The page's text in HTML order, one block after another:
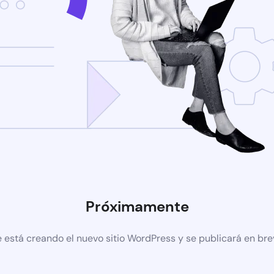
Próximamente
está creando el nuevo sitio WordPress y se publicará en